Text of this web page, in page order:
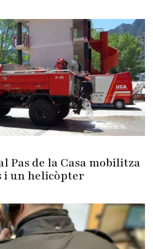
Pas de la Casa mobilitza
i un helicòpter